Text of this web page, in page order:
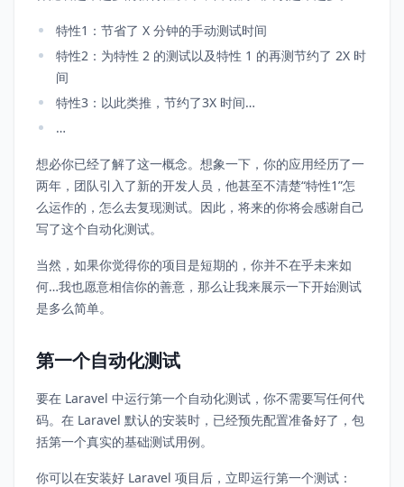
特性1：节省了 X 分钟的手动测试时间
特性2：为特性 2 的测试以及特性 1 的再测节约了 2X 时
间
特性3：以此类推，节约了3X 时间…
…
想必你已经了解了这一概念。想象一下，你的应用经历了一
两年，团队引入了新的开发人员，他甚至不清楚“特性1”怎
么运作的，怎么去复现测试。因此，将来的你将会感谢自己
写了这个自动化测试。
当然，如果你觉得你的项目是短期的，你并不在乎未来如
何…我也愿意相信你的善意，那么让我来展示一下开始测试
是多么简单。
第一个自动化测试
要在 Laravel 中运行第一个自动化测试，你不需要写任何代
码。在 Laravel 默认的安装时，已经预先配置准备好了，包
括第一个真实的基础测试用例。
你可以在安装好 Laravel 项目后，立即运行第一个测试：